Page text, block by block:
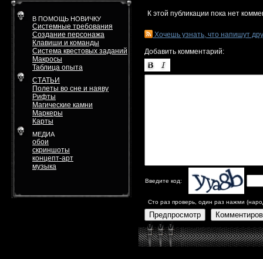
В ПОМОЩЬ НОВИЧКУ
Системные требования
Создание персонажа
Клавиши и команды
Система квестовых заданий
Макросы
Таблица опыта
СТАТЬИ
Полеты во сне и наяву
Рифты
Магические камни
Маркеры
Карты
МЕДИА
обои
скриншоты
концепт-арт
музыка
К этой публикации пока нет
Хочешь узнать, что напишут
Добавить комментарий:
Введите код:
Сто раз проверь, один раз нажми
Предпросмотр